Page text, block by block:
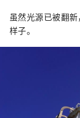
虽然光源已被翻
样子。